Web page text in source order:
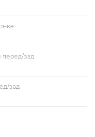
перед/зад
зад